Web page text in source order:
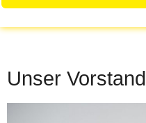
Unser Vorstand